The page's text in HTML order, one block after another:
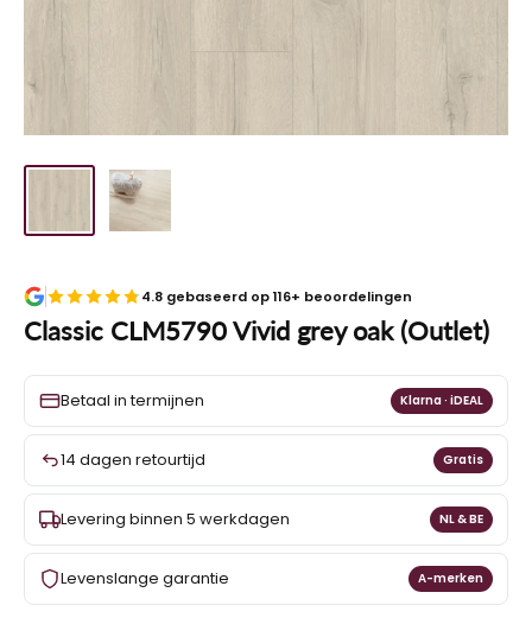
4.8 gebaseerd op 116+ beoordelingen
Classic CLM5790 Vivid grey oak (Outlet)
Betaal in termijnen Klarna · iDEAL
14 dagen retourtijd Gratis
Levering binnen 5 werkdagen NL & BE
Levenslange garantie A-merken